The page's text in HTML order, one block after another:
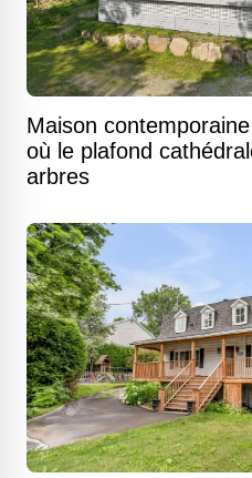
Maison
où le plafond
arbres